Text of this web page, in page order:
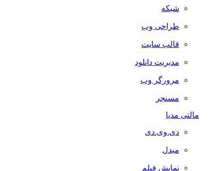
شبکه
طراحی وب
قالب سایت
مدیریت دانلود
مرورگر وب
مسنجر
مالتی مدیا
دی.وی.دی
مبدل
نمایش فیلم